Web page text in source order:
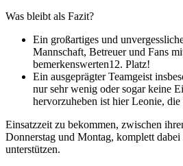
Was bleibt als Fazit?
Ein großartiges und
Mannschaft, Betreuer und Fans
bemerkenswerten12. Platz!
Ein ausgeprägter Teamgeist
nur sehr wenig oder sogar keine
hervorzuheben ist hier Leonie,
Einsatzzeit zu bekommen, zwischen
Donnerstag und Montag, komplett
unterstützen.